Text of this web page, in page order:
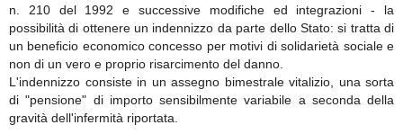
n. 210 del 1992 e successive modifiche ed integrazioni - la
possibilità di ottenere un indennizzo da parte dello Stato: si tratta di
un beneficio economico concesso per motivi di solidarietà sociale e
non di un vero e proprio risarcimento del danno.
L'indennizzo consiste in un assegno bimestrale vitalizio, una sorta
di "pensione" di importo sensibilmente variabile a seconda della
gravità dell'infermità riportata.